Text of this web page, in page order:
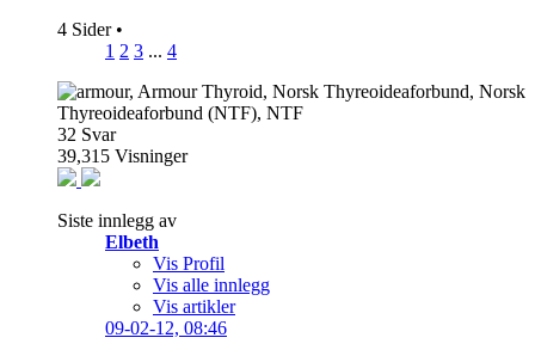
4 Sider •
1 2 3 ... 4
32 Svar
39,315 Visninger
Siste innlegg av
Elbeth
Vis Profil
Vis alle innlegg
Vis artikler
09-02-12, 08:46